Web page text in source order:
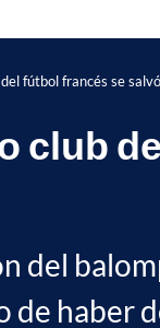
fútbol francés se
club
del
de haber